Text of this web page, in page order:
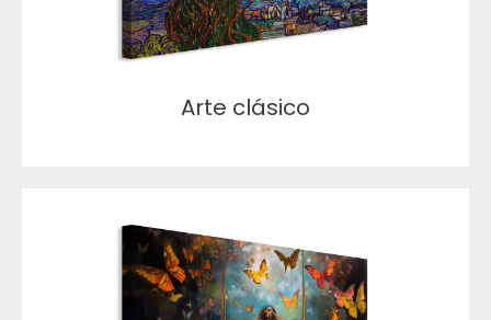
Arte clásico